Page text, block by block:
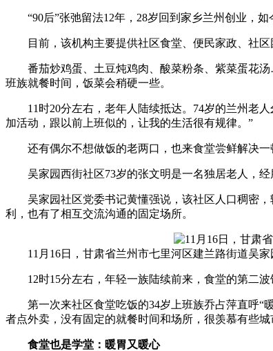
“90后”张弛留法12年，28岁回到家乡兰州创业，如
目前，该机构主要提供社区食堂、便民家政、社区
番茄炒鸡蛋、土豆炖鸡肉、酸菜粉条、紫菜蛋花汤
班族就餐时间，饭菜会稍硬一些。
11时20分左右，老年人陆续抵达。74岁的兰州老人
加活动，跟以前上班似的，让我的生活很有规律。”
还有偶尔不想做饭的老两口，也来食堂尝鲜解决一
吴家园西街社区73岁的张文明是一名独居老人，经
吴家园社区党委书记黄懂强说，该社区人口稠密，
利，也有了相互交流沟通的固定场所。
11月16日，甘肃省兰州市七里河区建兰路街道吴
12时15分左右，年轻一族陆续前来，食堂的第二波
第一次来社区食堂吃饭的34岁上班族乔占萍直呼“暖
者点外卖，没有固定的就餐时间和场所，很羡慕有些
食堂也是学堂：暖胃又暖心